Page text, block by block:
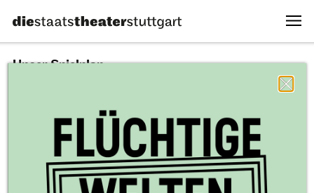
Unser Spielplan
Alle Spielstätten
Fr, 11.09.2026